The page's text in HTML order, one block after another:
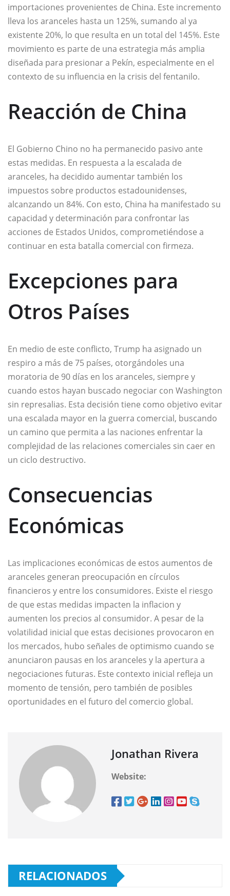
importaciones provenientes de China. Este incremento
lleva los aranceles hasta un 125%, sumando al ya
existente 20%, lo que resulta en un total del 145%. Este
movimiento es parte de una estrategia más amplia
diseñada para presionar a Pekín, especialmente en el
contexto de su influencia en la crisis del fentanilo.
Reacción de China
El Gobierno Chino no ha permanecido pasivo ante
estas medidas. En respuesta a la escalada de
aranceles, ha decidido aumentar también los
impuestos sobre productos estadounidenses,
alcanzando un 84%. Con esto, China ha manifestado su
capacidad y determinación para confrontar las
acciones de Estados Unidos, comprometiéndose a
continuar en esta batalla comercial con firmeza.
Excepciones para
Otros Países
En medio de este conflicto, Trump ha asignado un
respiro a más de 75 países, otorgándoles una
moratoria de 90 días en los aranceles, siempre y
cuando estos hayan buscado negociar con Washington
sin represalias. Esta decisión tiene como objetivo evitar
una escalada mayor en la guerra comercial, buscando
un camino que permita a las naciones enfrentar la
complejidad de las relaciones comerciales sin caer en
un ciclo destructivo.
Consecuencias
Económicas
Las implicaciones económicas de estos aumentos de
aranceles generan preocupación en círculos
financieros y entre los consumidores. Existe el riesgo
de que estas medidas impacten la inflacion y
aumenten los precios al consumidor. A pesar de la
volatilidad inicial que estas decisiones provocaron en
los mercados, hubo señales de optimismo cuando se
anunciaron pausas en los aranceles y la apertura a
negociaciones futuras. Este contexto inicial refleja un
momento de tensión, pero también de posibles
oportunidades en el futuro del comercio global.
Jonathan Rivera
Website:
RELACIONADOS